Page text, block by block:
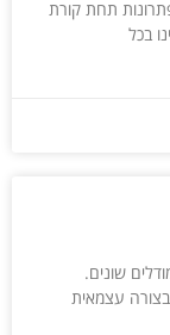
תחת קורת
בכל
שונים.
עצמאית